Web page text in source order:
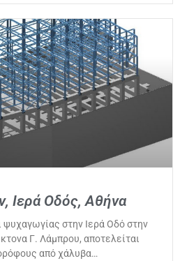
Ιερά Οδός, Αθήνα
ψυχαγωγίας στην Ιερά Οδό στην
Γ. Λάμπρου, αποτελείται
από χάλυβα…